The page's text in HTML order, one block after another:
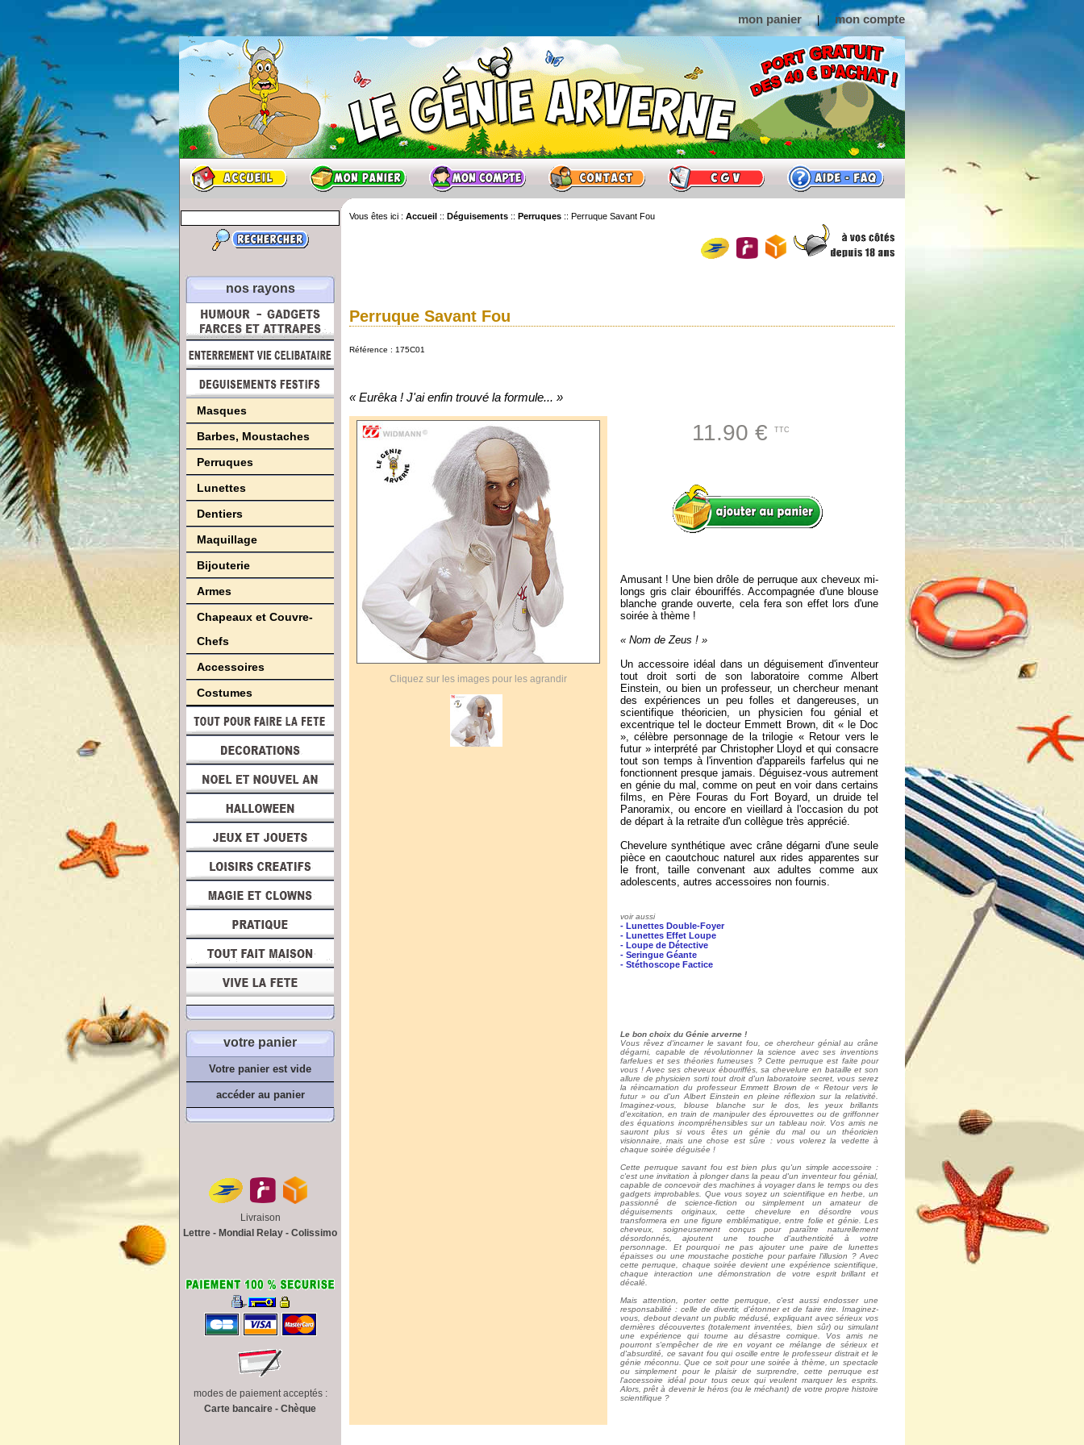
mon panier | mon compte
nos rayons
Masques
Barbes, Moustaches
Perruques
Lunettes
Dentiers
Maquillage
Bijouterie
Armes
Chapeaux et Couvre-
Chefs
Accessoires
Costumes
votre panier
Votre panier est vide
accéder au panier
Livraison
Lettre - Mondial Relay - Colissimo
modes de paiement acceptés :
Carte bancaire - Chèque
Vous êtes ici : Accueil :: Déguisements :: Perruques :: Perruque Savant Fou
Perruque Savant Fou
Référence : 175C01
« Eurêka ! J'ai enfin trouvé la formule... »
11.90 € TTC
Amusant ! Une bien drôle de perruque aux cheveux mi-
longs gris clair ébouriffés. Accompagnée d'une blouse
blanche grande ouverte, cela fera son effet lors d'une
soirée à thème !
« Nom de Zeus ! »
Un accessoire idéal dans un déguisement d'inventeur
tout droit sorti de son laboratoire comme Albert
Einstein, ou bien un professeur, un chercheur menant
des expériences un peu folles et dangereuses, un
scientifique théoricien, un physicien fou génial et
excentrique tel le docteur Emmett Brown, dit « le Doc
», célèbre personnage de la trilogie « Retour vers le
futur » interprété par Christopher Lloyd et qui consacre
tout son temps à l'invention d'appareils farfelus qui ne
fonctionnent presque jamais. Déguisez-vous autrement
en génie du mal, comme on peut en voir dans certains
films, en Père Fouras du Fort Boyard, un druide tel
Panoramix, ou encore en vieillard à l'occasion du pot
de départ à la retraite d'un collègue très apprécié.
Chevelure synthétique avec crâne dégarni d'une seule
pièce en caoutchouc naturel aux rides apparentes sur
le front, taille convenant aux adultes comme aux
adolescents, autres accessoires non fournis.
voir aussi
- Lunettes Double-Foyer
- Lunettes Effet Loupe
- Loupe de Détective
- Seringue Géante
- Stéthoscope Factice
Le bon choix du Génie arverne !
Vous rêvez d'incarner le savant fou, ce chercheur génial au crâne
dégarni, capable de révolutionner la science avec ses inventions
farfelues et ses théories fumeuses ? Cette perruque est faite pour
vous ! Avec ses cheveux ébouriffés, sa chevelure en bataille et son
allure de physicien sorti tout droit d'un laboratoire secret, vous serez
la réincarnation du professeur Emmett Brown de « Retour vers le
futur » ou d'un Albert Einstein en pleine réflexion sur la relativité.
Imaginez-vous, blouse blanche sur le dos, les yeux brillants
d'excitation, en train de manipuler des éprouvettes ou de griffonner
des équations incompréhensibles sur un tableau noir. Vos amis ne
sauront plus si vous êtes un génie du mal ou un théoricien
visionnaire, mais une chose est sûre : vous volerez la vedette à
chaque soirée déguisée !
Cette perruque savant fou est bien plus qu'un simple accessoire :
c'est une invitation à plonger dans la peau d'un inventeur fou génial,
capable de concevoir des machines à voyager dans le temps ou des
gadgets improbables. Que vous soyez un scientifique en herbe, un
passionné de science-fiction ou simplement un amateur de
déguisements originaux, cette chevelure en désordre vous
transformera en une figure emblématique, entre folie et génie. Les
cheveux, soigneusement conçus pour paraître naturellement
désordonnés, ajoutent une touche d'authenticité à votre
personnage. Et pourquoi ne pas ajouter une paire de lunettes
épaisses ou une moustache postiche pour parfaire l'illusion ? Avec
cette perruque, chaque soirée devient une expérience scientifique,
chaque interaction une démonstration de votre esprit brillant et
décalé.
Mais attention, porter cette perruque, c'est aussi endosser une
responsabilité : celle de divertir, d'étonner et de faire rire. Imaginez-
vous, debout devant un public médusé, expliquant avec sérieux vos
dernières découvertes (totalement inventées, bien sûr) ou simulant
une expérience qui tourne au désastre comique. Vos amis ne
pourront s'empêcher de rire en voyant ce mélange de sérieux et
d'absurdité, ce savant fou qui oscille entre le professeur distrait et le
génie méconnu. Que ce soit pour une soirée à thème, un spectacle
ou simplement pour le plaisir de surprendre, cette perruque est
l'accessoire idéal pour tous ceux qui veulent marquer les esprits.
Alors, prêt à devenir le héros (ou le méchant) de votre propre histoire
scientifique ?
Cliquez sur les images pour les agrandir